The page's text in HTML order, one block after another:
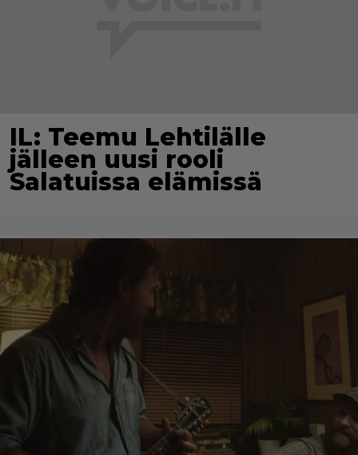
IL: Teemu Lehtilälle
jälleen uusi rooli
Salatuissa elämissä